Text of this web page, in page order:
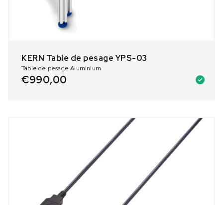
KERN Table de pesage YPS-03
Table de pesage Aluminium
€990,00